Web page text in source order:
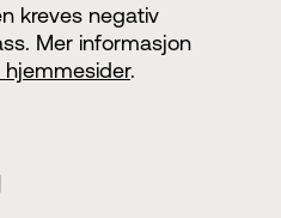
kreves negativ
Mer informasjon
hjemmesider.